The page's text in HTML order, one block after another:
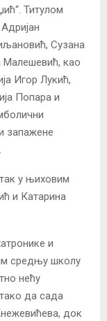
Титулом
Сузана
Малешевић, као
Игор Лукић,
Попара и
запажене
у њиховим
и Катарина
и
средњу школу
нећу
да сада
док